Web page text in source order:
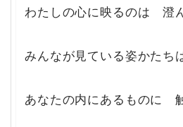
わたしの心に映るのは 澄
みんなが見ている姿かたち
あなたの内にあるものに